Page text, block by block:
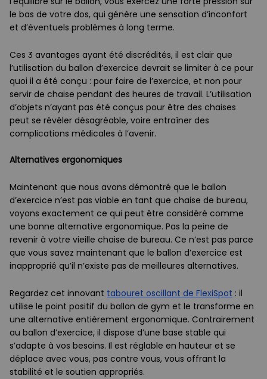
le bas de votre dos, qui génère une sensation d’inconfort
et d’éventuels problèmes à long terme.
Ces 3 avantages ayant été discrédités, il est clair que
l’utilisation du ballon d’exercice devrait se limiter à ce pour
quoi il a été conçu : pour faire de l’exercice, et non pour
servir de chaise pendant des heures de travail. L’utilisation
d’objets n’ayant pas été conçus pour être des chaises
peut se révéler désagréable, voire entraîner des
complications médicales à l’avenir.
Alternatives ergonomiques
Maintenant que nous avons démontré que le ballon
d’exercice n’est pas viable en tant que chaise de bureau,
voyons exactement ce qui peut être considéré comme
une bonne alternative ergonomique. Pas la peine de
revenir à votre vieille chaise de bureau. Ce n’est pas parce
que vous savez maintenant que le ballon d’exercice est
inapproprié qu’il n’existe pas de meilleures alternatives.
Regardez cet innovant tabouret oscillant de FlexiSpot : il
utilise le point positif du ballon de gym et le transforme en
une alternative entièrement ergonomique. Contrairement
au ballon d’exercice, il dispose d’une base stable qui
s’adapte à vos besoins. Il est réglable en hauteur et se
déplace avec vous, pas contre vous, vous offrant la
stabilité et le soutien appropriés.